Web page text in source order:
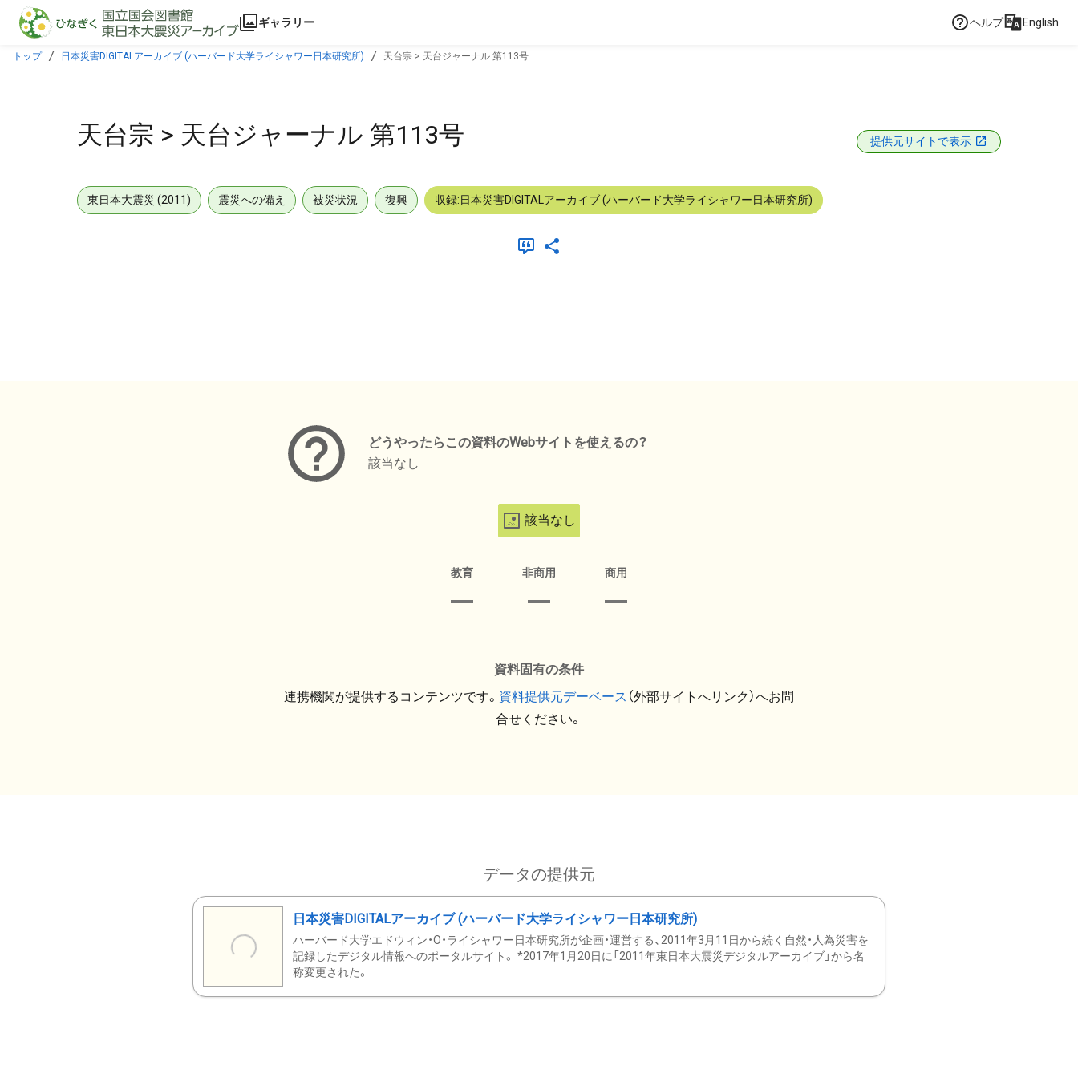
本文に飛ぶ
ギャラリー ヘルプ English
トップ 日本災害DIGITALアーカイブ (ハーバード大学ライシャワー日本研究所) 天台宗 > 天台ジャーナル 第113号
天台宗 > 天台ジャーナル 第113号 提供元サイトで表示
東日本大震災 (2011) 震災への備え 被災状況 復興 収録:日本災害DIGITALアーカイブ (ハーバード大学ライシャワー日本研究所)
どうやったらこの資料のWebサイトを使えるの？
該当なし
該当なし
教育 非商用 商用
資料固有の条件
連携機関が提供するコンテンツです。 資料提供元デーベース （外部サイトへリンク）へお問
合せください。
データの提供元
日本災害DIGITALアーカイブ (ハーバード大学ライシャワー日本研究所)
ハーバード大学エドウィン・O・ライシャワー日本研究所が企画・運営する、2011年3月11日から続く自然・人為災害を
記録したデジタル情報へのポータルサイト。 *2017年1月20日に「2011年東日本大震災デジタルアーカイブ」から名
称変更された。